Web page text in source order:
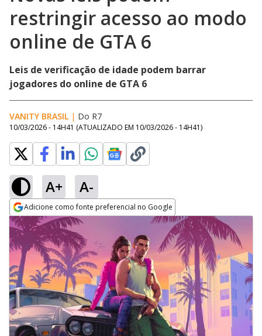
restringir acesso ao modo
online de GTA 6
Leis de verificação de idade podem barrar
jogadores do online de GTA 6
VANITY BRASIL | Do R7
10/03/2026 - 14H41 (ATUALIZADO EM 10/03/2026 - 14H41)
A+ A-
Adicione como fonte preferencial no Google
Opens in new window